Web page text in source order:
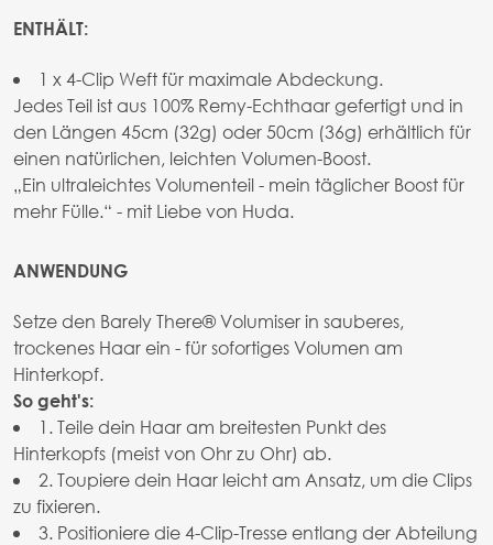
ENTHÄLT:
1 x 4-Clip Weft für maximale Abdeckung.
Jedes Teil ist aus 100% Remy-Echthaar gefertigt und in
den Längen 45cm (32g) oder 50cm (36g) erhältlich für
einen natürlichen, leichten Volumen-Boost.
„Ein ultraleichtes Volumenteil - mein täglicher Boost für
mehr Fülle.“ - mit Liebe von Huda.
ANWENDUNG
Setze den Barely There® Volumiser in sauberes,
trockenes Haar ein - für sofortiges Volumen am
Hinterkopf.
So geht's:
1. Teile dein Haar am breitesten Punkt des
Hinterkopfs (meist von Ohr zu Ohr) ab.
2. Toupiere dein Haar leicht am Ansatz, um die Clips
zu fixieren.
3. Positioniere die 4-Clip-Tresse entlang der Abteilung